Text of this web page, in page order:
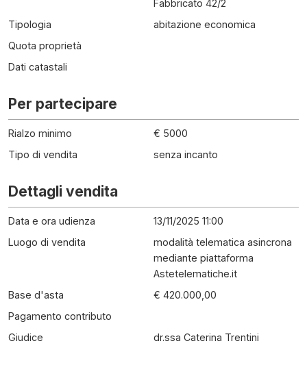
Fabbricato 42/2
Tipologia
abitazione economica
Quota proprietà
Dati catastali
Per partecipare
Rialzo minimo
€ 5000
Tipo di vendita
senza incanto
Dettagli vendita
Data e ora udienza
13/11/2025 11:00
Luogo di vendita
modalità telematica asincrona
mediante piattaforma
Astetelematiche.it
Base d'asta
€ 420.000,00
Pagamento contributo
Giudice
dr.ssa Caterina Trentini